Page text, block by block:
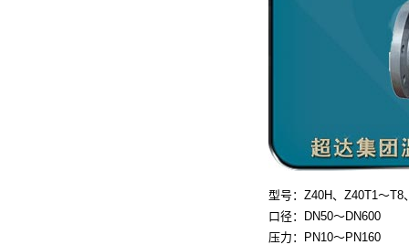
型号：Z40H、Z40T1～T8
口径：DN50～DN600
压力：PN10～PN160